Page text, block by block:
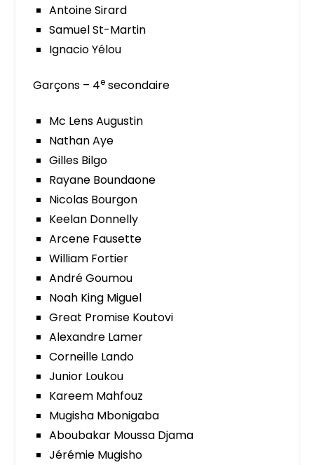
Antoine Sirard
Samuel St-Martin
Ignacio Yélou
Garçons – 4e secondaire
Mc Lens Augustin
Nathan Aye
Gilles Bilgo
Rayane Boundaone
Nicolas Bourgon
Keelan Donnelly
Arcene Fausette
William Fortier
André Goumou
Noah King Miguel
Great Promise Koutovi
Alexandre Lamer
Corneille Lando
Junior Loukou
Kareem Mahfouz
Mugisha Mbonigaba
Aboubakar Moussa Djama
Jérémie Mugisho